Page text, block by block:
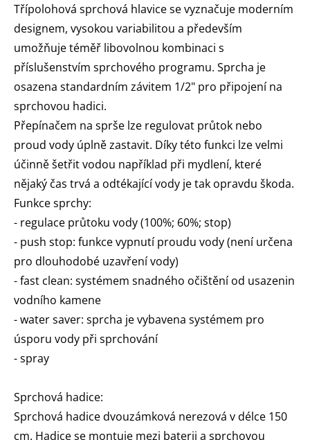
Třípolohová sprchová hlavice se vyznačuje moderním
designem, vysokou variabilitou a především
umožňuje téměř libovolnou kombinaci s
příslušenstvím sprchového programu. Sprcha je
osazena standardním závitem 1/2" pro připojení na
sprchovou hadici.
Přepínačem na sprše lze regulovat průtok nebo
proud vody úplně zastavit. Díky této funkci lze velmi
účinně šetřit vodou například při mydlení, které
nějaký čas trvá a odtékající vody je tak opravdu škoda.
Funkce sprchy:
- regulace průtoku vody (100%; 60%; stop)
- push stop: funkce vypnutí proudu vody (není určena
pro dlouhodobé uzavření vody)
- fast clean: systémem snadného očištění od usazenin
vodního kamene
- water saver: sprcha je vybavena systémem pro
úsporu vody při sprchování
- spray
Sprchová hadice:
Sprchová hadice dvouzámková nerezová v délce 150
cm. Hadice se montuje mezi baterii a sprchovou